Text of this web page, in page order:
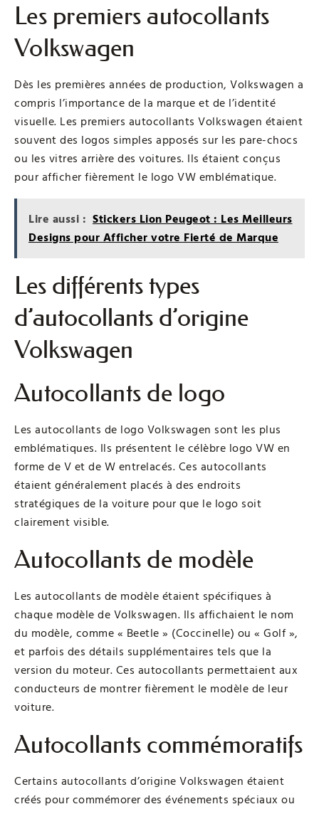
Les premiers autocollants
Volkswagen
Dès les premières années de production, Volkswagen a
compris l’importance de la marque et de l’identité
visuelle. Les premiers autocollants Volkswagen étaient
souvent des logos simples apposés sur les pare-chocs
ou les vitres arrière des voitures. Ils étaient conçus
pour afficher fièrement le logo VW emblématique.
Lire aussi : Stickers Lion Peugeot : Les Meilleurs
Designs pour Afficher votre Fierté de Marque
Les différents types
d’autocollants d’origine
Volkswagen
Autocollants de logo
Les autocollants de logo Volkswagen sont les plus
emblématiques. Ils présentent le célèbre logo VW en
forme de V et de W entrelacés. Ces autocollants
étaient généralement placés à des endroits
stratégiques de la voiture pour que le logo soit
clairement visible.
Autocollants de modèle
Les autocollants de modèle étaient spécifiques à
chaque modèle de Volkswagen. Ils affichaient le nom
du modèle, comme « Beetle » (Coccinelle) ou « Golf »,
et parfois des détails supplémentaires tels que la
version du moteur. Ces autocollants permettaient aux
conducteurs de montrer fièrement le modèle de leur
voiture.
Autocollants commémoratifs
Certains autocollants d’origine Volkswagen étaient
créés pour commémorer des événements spéciaux ou